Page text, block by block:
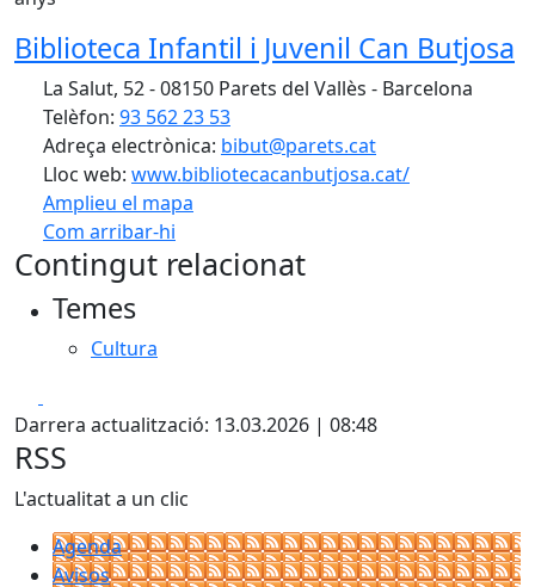
Biblioteca Infantil i Juvenil Can Butjosa
La Salut, 52 - 08150 Parets del Vallès - Barcelona
Telèfon: 93 562 23 53
Adreça electrònica: bibut@parets.cat
Lloc web: www.bibliotecacanbutjosa.cat/
Amplieu el mapa
Com arribar-hi
+
Contingut relacionat
Temes
Cultura
Darrera actualització: 13.03.2026 | 08:48
RSS
L'actualitat a un clic
Agenda
Avisos